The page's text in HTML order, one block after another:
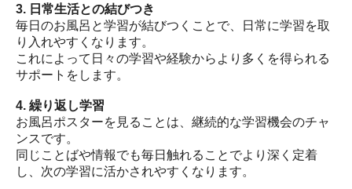
3. 日常生活との結びつき
毎日のお風呂と学習が結びつくことで、日常に学習を取
り入れやすくなります。
これによって日々の学習や経験からより多くを得られる
サポートをします。
4. 繰り返し学習
お風呂ポスターを見ることは、継続的な学習機会のチャ
ンスです。
同じことばや情報でも毎日触れることでより深く定着
し、次の学習に活かされやすくなります。